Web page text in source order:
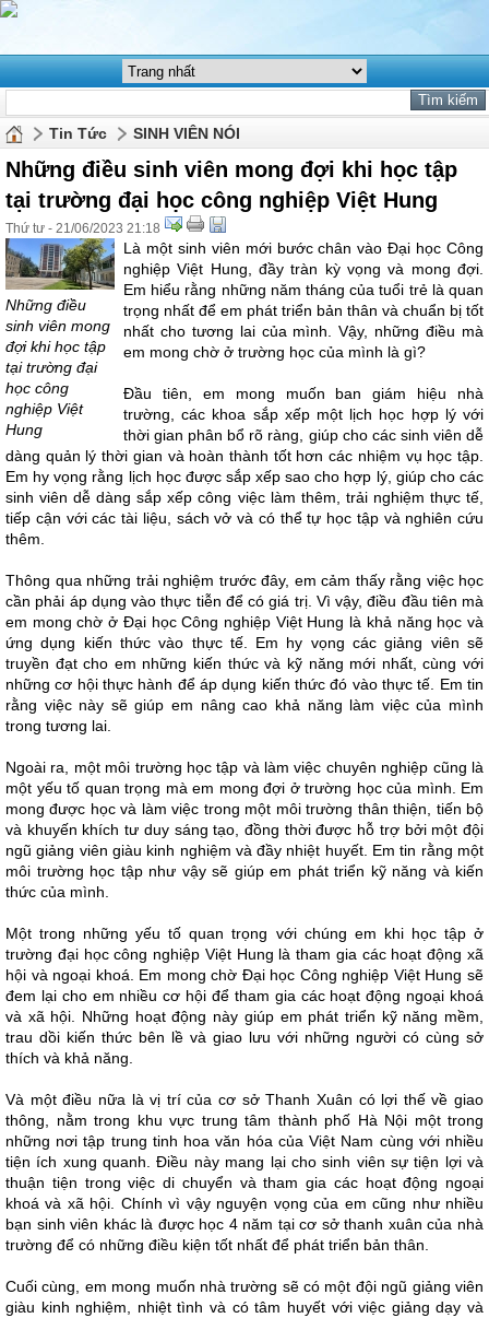
Tin Tức SINH VIÊN NÓI
Những điều sinh viên mong đợi khi học tập
tại trường đại học công nghiệp Việt Hung
Thứ tư - 21/06/2023 21:18
Những điều
sinh viên mong
đợi khi học tập
tại trường đại
học công
nghiệp Việt
Hung
Là một sinh viên mới bước chân vào Đại học Công
nghiệp Việt Hung, đầy tràn kỳ vọng và mong đợi.
Em hiểu rằng những năm tháng của tuổi trẻ là quan
trọng nhất để em phát triển bản thân và chuẩn bị tốt
nhất cho tương lai của mình. Vậy, những điều mà
em mong chờ ở trường học của mình là gì?
Đầu tiên, em mong muốn ban giám hiệu nhà
trường, các khoa sắp xếp một lịch học hợp lý với
thời gian phân bổ rõ ràng, giúp cho các sinh viên dễ
dàng quản lý thời gian và hoàn thành tốt hơn các nhiệm vụ học tập.
Em hy vọng rằng lịch học được sắp xếp sao cho hợp lý, giúp cho các
sinh viên dễ dàng sắp xếp công việc làm thêm, trải nghiệm thực tế,
tiếp cận với các tài liệu, sách vở và có thể tự học tập và nghiên cứu
thêm.
Thông qua những trải nghiệm trước đây, em cảm thấy rằng việc học
cần phải áp dụng vào thực tiễn để có giá trị. Vì vậy, điều đầu tiên mà
em mong chờ ở Đại học Công nghiệp Việt Hung là khả năng học và
ứng dụng kiến thức vào thực tế. Em hy vọng các giảng viên sẽ
truyền đạt cho em những kiến thức và kỹ năng mới nhất, cùng với
những cơ hội thực hành để áp dụng kiến thức đó vào thực tế. Em tin
rằng việc này sẽ giúp em nâng cao khả năng làm việc của mình
trong tương lai.
Ngoài ra, một môi trường học tập và làm việc chuyên nghiệp cũng là
một yếu tố quan trọng mà em mong đợi ở trường học của mình. Em
mong được học và làm việc trong một môi trường thân thiện, tiến bộ
và khuyến khích tư duy sáng tạo, đồng thời được hỗ trợ bởi một đội
ngũ giảng viên giàu kinh nghiệm và đầy nhiệt huyết. Em tin rằng một
môi trường học tập như vậy sẽ giúp em phát triển kỹ năng và kiến
thức của mình.
Một trong những yếu tố quan trọng với chúng em khi học tập ở
trường đại học công nghiệp Việt Hung là tham gia các hoạt động xã
hội và ngoại khoá. Em mong chờ Đại học Công nghiệp Việt Hung sẽ
đem lại cho em nhiều cơ hội để tham gia các hoạt động ngoại khoá
và xã hội. Những hoạt động này giúp em phát triển kỹ năng mềm,
trau dồi kiến thức bên lề và giao lưu với những người có cùng sở
thích và khả năng.
Và một điều nữa là vị trí của cơ sở Thanh Xuân có lợi thế về giao
thông, nằm trong khu vực trung tâm thành phố Hà Nội một trong
những nơi tập trung tinh hoa văn hóa của Việt Nam cùng với nhiều
tiện ích xung quanh. Điều này mang lại cho sinh viên sự tiện lợi và
thuận tiện trong việc di chuyển và tham gia các hoạt động ngoại
khoá và xã hội. Chính vì vậy nguyện vọng của em cũng như nhiều
bạn sinh viên khác là được học 4 năm tại cơ sở thanh xuân của nhà
trường để có những điều kiện tốt nhất để phát triển bản thân.
Cuối cùng, em mong muốn nhà trường sẽ có một đội ngũ giảng viên
giàu kinh nghiệm, nhiệt tình và có tâm huyết với việc giảng dạy và